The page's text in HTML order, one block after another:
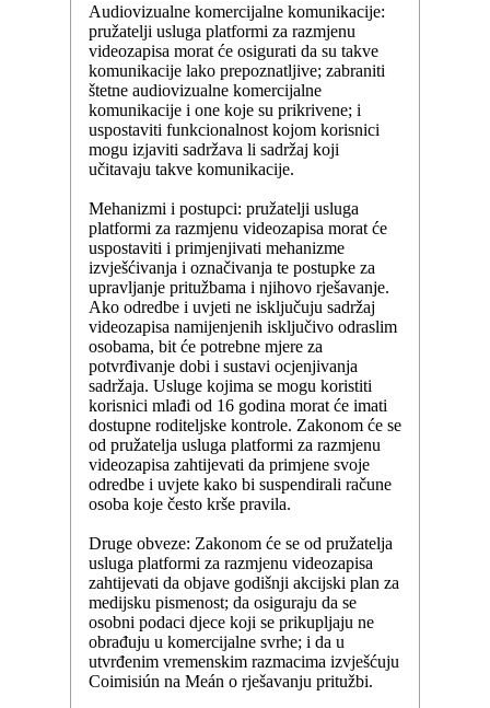
Audiovizualne komercijalne komunikacije:
pružatelji usluga platformi za razmjenu
videozapisa morat će osigurati da su takve
komunikacije lako prepoznatljive; zabraniti
štetne audiovizualne komercijalne
komunikacije i one koje su prikrivene; i
uspostaviti funkcionalnost kojom korisnici
mogu izjaviti sadržava li sadržaj koji
učitavaju takve komunikacije.
Mehanizmi i postupci: pružatelji usluga
platformi za razmjenu videozapisa morat će
uspostaviti i primjenjivati mehanizme
izvješćivanja i označivanja te postupke za
upravljanje pritužbama i njihovo rješavanje.
Ako odredbe i uvjeti ne isključuju sadržaj
videozapisa namijenjenih isključivo odraslim
osobama, bit će potrebne mjere za
potvrđivanje dobi i sustavi ocjenjivanja
sadržaja. Usluge kojima se mogu koristiti
korisnici mlađi od 16 godina morat će imati
dostupne roditeljske kontrole. Zakonom će se
od pružatelja usluga platformi za razmjenu
videozapisa zahtijevati da primjene svoje
odredbe i uvjete kako bi suspendirali račune
osoba koje često krše pravila.
Druge obveze: Zakonom će se od pružatelja
usluga platformi za razmjenu videozapisa
zahtijevati da objave godišnji akcijski plan za
medijsku pismenost; da osiguraju da se
osobni podaci djece koji se prikupljaju ne
obrađuju u komercijalne svrhe; i da u
utvrđenim vremenskim razmacima izvješćuju
Coimisiún na Meán o rješavanju pritužbi.